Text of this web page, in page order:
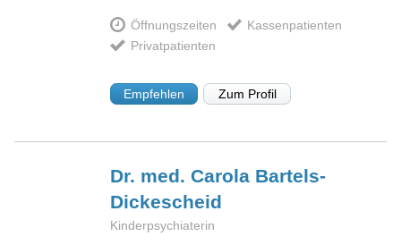
Öffnungszeiten
Kassenpatienten
Privatpatienten
Empfehlen Zum Profil
Dr. med. Carola Bartels-
Dickescheid
Kinderpsychiaterin